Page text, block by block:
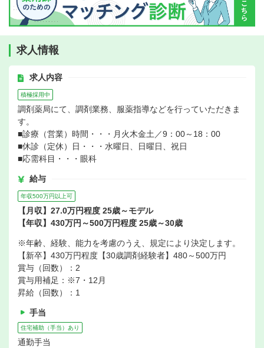
求人情報
求人内容
積極採用中
調剤薬局にて、調剤業務、服薬指導などを行っていただきま
す。
■診療（営業）時間・・・月火木金土／9：00～18：00
■休診（定休）日・・・水曜日、日曜日、祝日
■応需科目・・・眼科
給与
年収500万円以上可
【月収】27.0万円程度 25歳～モデル
【年収】430万円～500万円程度 25歳～30歳
※年齢、経験、能力を考慮のうえ、規定により決定します。
【新卒】430万円程度【30歳調剤経験者】480～500万円
賞与（回数）：2
賞与用補足：※7・12月
昇給（回数）：1
手当
住宅補助（手当）あり
通勤手当